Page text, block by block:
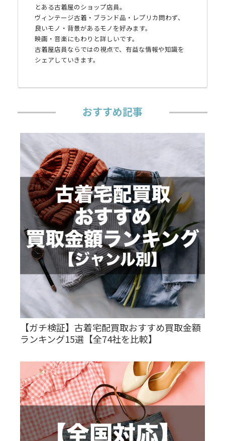
とある古着屋のショップ店員。
ヴィンテージ古着・ブランド品・レプリカ問わず、
良いモノ・背景があるモノを好みます。
映画・音楽にもわりと詳しいです。
古着屋店員ならではの視点で、有益な情報や知識を
シェアしていきます。
おすすめ記事
【ガチ検証】古着宅配買取おすすめ買取金額
ランキング15選【全74社を比較】